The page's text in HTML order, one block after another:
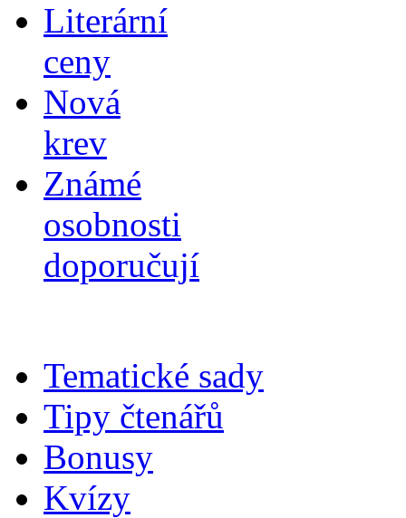
Literární
ceny
Nová
krev
Známé
osobnosti
doporučují
Tematické sady
Tipy čtenářů
Bonusy
Kvízy